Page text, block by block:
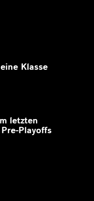
Klasse
letzten
Playoffs